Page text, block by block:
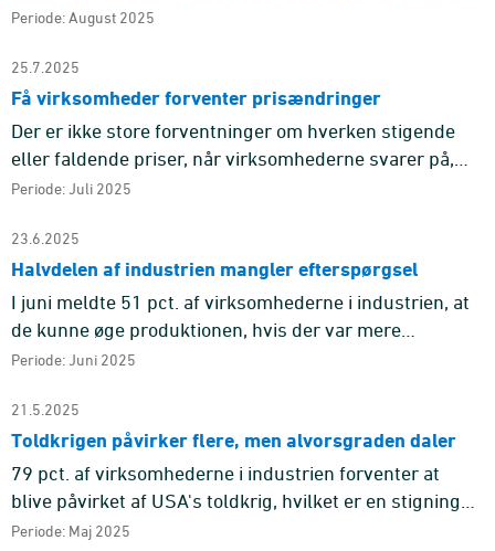
for salgspriserne har pilen længe peget ned.
Periode: August 2025
25.7.2025
Få virksomheder forventer prisændringer
Der er ikke store forventninger om hverken stigende
eller faldende priser, når virksomhederne svarer på,
hvordan de forventer, at deres salgspriser,
Periode: Juli 2025
23.6.2025
Halvdelen af industrien mangler efterspørgsel
I juni meldte 51 pct. af virksomhederne i industrien, at
de kunne øge produktionen, hvis der var mere
efterspørgsel.
Periode: Juni 2025
21.5.2025
Toldkrigen påvirker flere, men alvorsgraden daler
79 pct. af virksomhederne i industrien forventer at
blive påvirket af USA's toldkrig, hvilket er en stigning
fra 71 pct. i april. Andelen, der forventer at blive
Periode: Maj 2025